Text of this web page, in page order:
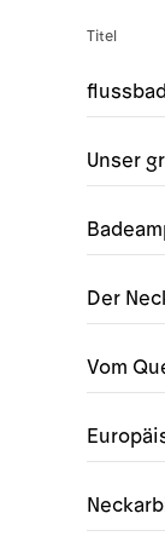
Titel
Unser
Der
Vom